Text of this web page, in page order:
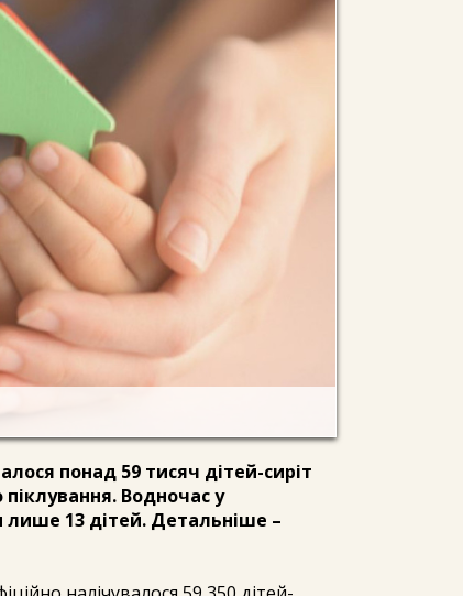
понад 59 тисяч дітей-сиріт
Водночас у
лише 13 дітей. Детальніше –